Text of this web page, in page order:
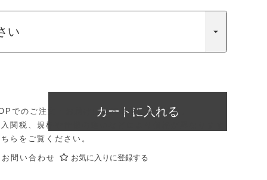
お気に入りに登録する
カートに入れる
でのご注文・お届けは日本国内に限ります。
関税、規格や仕様の違いなどにより価格が異なります
ら をご覧ください。
問い合わせ